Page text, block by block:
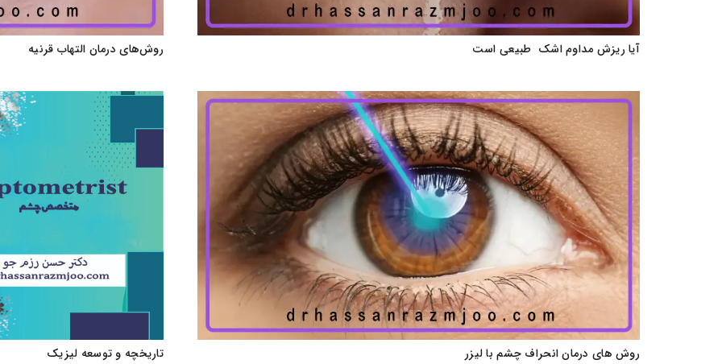
آیا ریزش مداوم اشک‌ طبیعی است روش‌های درمان التهاب قرنیه
روش های درمان انحراف چشم با لیزر تاریخچه و توسعه لیزیک